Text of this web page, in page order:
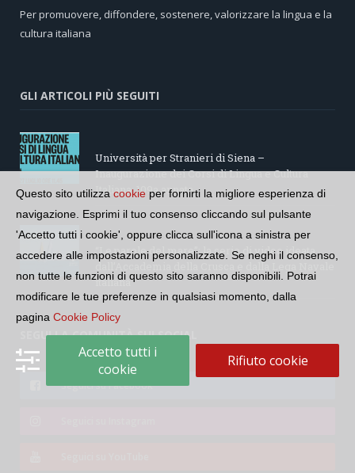
Per promuovere, diffondere, sostenere, valorizzare la lingua e la
cultura italiana
GLI ARTICOLI PIÙ SEGUITI
Università per Stranieri di Siena –
Inaugurazione dei Corsi di Lingua e Cultura
Italiana, 109a annata
“Le parole del mare”: la serie di video ideata
dall’Accademia della Crusca e dalla Lega Navale
italiana
SEGUI LA COMUNITÀ SUI SOCIAL
Seguici su Facebook
Questo sito utilizza cookie per fornirti la migliore esperienza di
navigazione. Esprimi il tuo consenso cliccando sul pulsante
'Accetto tutti i cookie', oppure clicca sull'icona a sinistra per
accedere alle impostazioni personalizzate. Se neghi il consenso,
non tutte le funzioni di questo sito saranno disponibili. Potrai
modificare le tue preferenze in qualsiasi momento, dalla
pagina Cookie Policy
Accetto tutti i
cookie
Rifiuto cookie